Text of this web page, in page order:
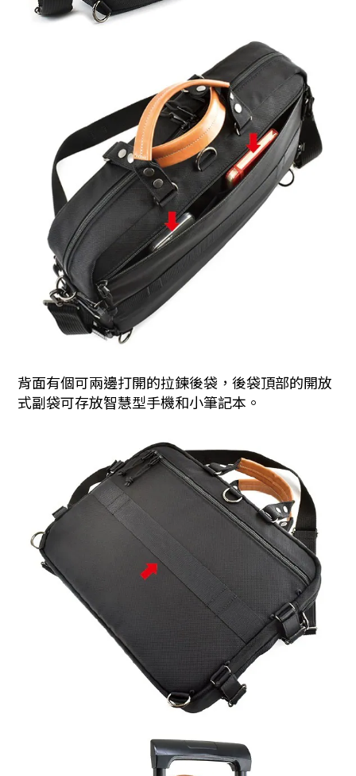
背面有個可兩邊打開的拉鍊後袋，後袋頂部的開放
式副袋可存放智慧型手機和小筆記本。